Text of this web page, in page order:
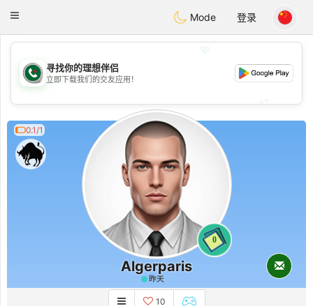
Weshrak
Toggle
Mode 登录
💖
💕
寻找你的理想伴侣
立即下载我们的交友应用！
0.1/1
0
Algerparis
昨天
10